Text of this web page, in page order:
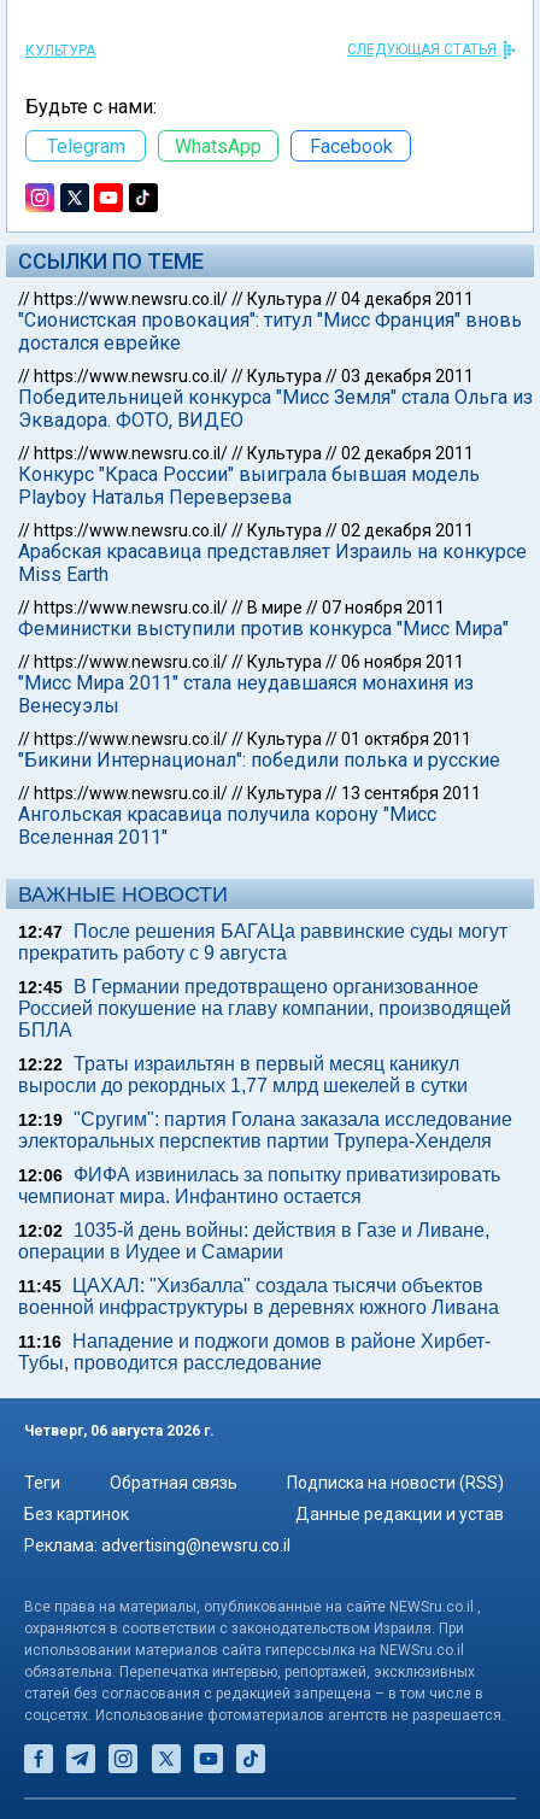
КУЛЬТУРА СЛЕДУЮЩАЯ СТАТЬЯ
Будьте с нами:
Telegram
WhatsApp Facebook
ССЫЛКИ ПО ТЕМЕ
// https://www.newsru.co.il/// Культура //04 декабря 2011
"Сионистская провокация": титул "Мисс Франция" вновь
достался еврейке
// https://www.newsru.co.il/// Культура //03 декабря 2011
Победительницей конкурса "Мисс Земля" стала Ольга из
Эквадора. ФОТО, ВИДЕО
// https://www.newsru.co.il/// Культура //02 декабря 2011
Конкурс "Краса России" выиграла бывшая модель
Playboy Наталья Переверзева
// https://www.newsru.co.il/// Культура //02 декабря 2011
Арабская красавица представляет Израиль на конкурсе
Miss Earth
// https://www.newsru.co.il/// В мире //07 ноября 2011
Феминистки выступили против конкурса "Мисс Мира"
// https://www.newsru.co.il/// Культура //06 ноября 2011
"Мисс Мира 2011" стала неудавшаяся монахиня из
Венесуэлы
// https://www.newsru.co.il/// Культура //01 октября 2011
"Бикини Интернационал": победили полька и русские
// https://www.newsru.co.il/// Культура // 13 сентября 2011
Ангольская красавица получила корону "Мисс
Вселенная 2011"
ВАЖНЫЕ НОВОСТИ
12:47
После решения БАГАЦа раввинские суды могут
прекратить работу с 9 августа
12:45
В Германии предотвращено организованное
Россией покушение на главу компании, производящей
БПЛА
12:22 Траты израильтян в первый месяц каникул
выросли до рекордных 1,77 млрд шекелей в сутки
12:19 "Сругим": партия Голана заказала исследование
электоральных перспектив партии Трупера-Хенделя
12:06
ФИФА извинилась за попытку приватизировать
чемпионат мира. Инфантино остается
12:02
1035-й день войны: действия в Газе и Ливане,
операции в Иудее и Самарии
11:45
ЦАХАЛ: "Хизбалла" создала тысячи объектов
военной инфраструктуры в деревнях южного Ливана
11:16
Нападение и поджоги домов в районе Хирбет-
Тубы, проводится расследование
Четверг, 06 августа 2026 г.
Теги Обратная связь
Подписка на новости (RSS)
Без картинок
Данные редакции и устав
Реклама: advertising@newsru.co.il
Все права на материалы, опубликованные на сайте NEWSru.co.il ,
охраняются в соответствии с законодательством Израиля. При
использовании материалов сайта гиперссылка на NEWSru.co.il
обязательна. Перепечатка интервью, репортажей, эксклюзивных
статей без согласования с редакцией запрещена – в том числе в
соцсетях. Использование фотоматериалов агентств не разрешается.